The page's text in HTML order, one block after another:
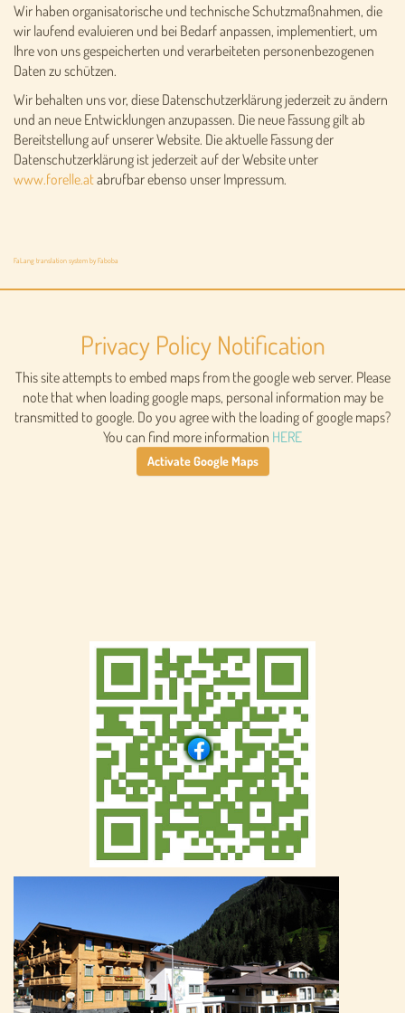
Wir haben organisatorische und technische Schutzmaßnahmen, die
wir laufend evaluieren und bei Bedarf anpassen, implementiert, um
Ihre von uns gespeicherten und verarbeiteten personenbezogenen
Daten zu schützen.
Wir behalten uns vor, diese Datenschutzerklärung jederzeit zu ändern
und an neue Entwicklungen anzupassen. Die neue Fassung gilt ab
Bereitstellung auf unserer Website. Die aktuelle Fassung der
Datenschutzerklärung ist jederzeit auf der Website unter
www.forelle.atabrufbar ebenso unser Impressum.
FaLang translation system by Faboba
Privacy Policy Notification
This site attempts to embed maps from the google web server. Please
note that when loading google maps, personal information may be
transmitted to google. Do you agree with the loading of google maps?
You can find more information HERE